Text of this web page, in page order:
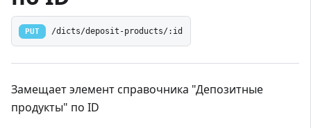
PUT /dicts/deposit-products/:id
Замещает элемент справочника "Депозитные
продукты" по ID